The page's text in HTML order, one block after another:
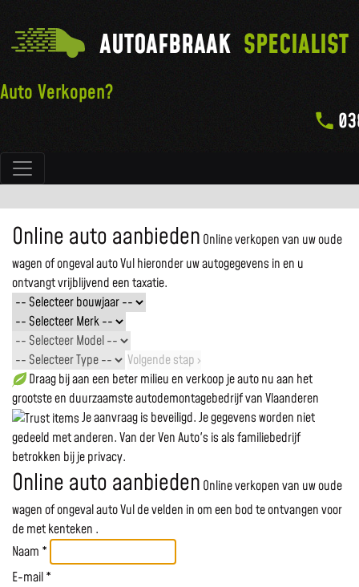
Hoofdnavigatie
AUTOAFBRAAK SPECIALIST
Auto Verkopen?
Online auto aanbieden Online verkopen van uw oude
wagen of ongeval autoVul hieronder uw autogegevens in en u
ontvangt vrijblijvend een taxatie.
Volgende stap ›
Draag bij aan een beter milieu en verkoop je auto nu aan het
grootste en duurzaamste autodemontagebedrijf van Vlaanderen
Je aanvraag is beveiligd. Je gegevens worden niet
gedeeld met anderen. Van der Ven Auto's is als familiebedrijf
betrokken bij je privacy.
Online auto aanbieden Online verkopen van uw oude
wagen of ongeval autoVul de velden in om een bod te ontvangen voor
demet kenteken .
Naam *
E-mail *